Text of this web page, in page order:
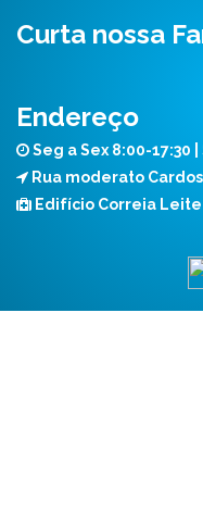
Curta nossa
Endereço
Seg a Sex 8:00-17:30
Rua moderato
Edifício Correia